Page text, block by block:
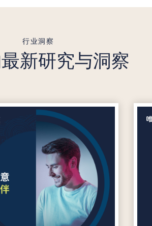
行业洞察
新研究与洞察